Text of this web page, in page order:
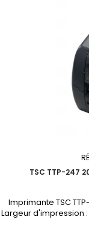
TSC TTP-247
Imprimante TSC
Largeur d'impression :
Parallèle,